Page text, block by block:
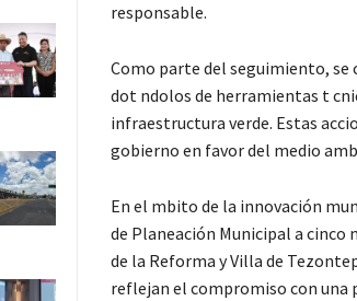
responsable.
Como parte del seguimiento, se
dot ndolos de herramientas t
infraestructura verde. Estas
gobierno en favor del medio
En el mbito de la innovación
de Planeación Municipal a cinco
de la Reforma y Villa de
reflejan el compromiso con una